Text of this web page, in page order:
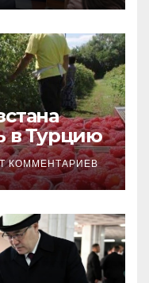
в Турцию
КОММЕНТАРИЕВ